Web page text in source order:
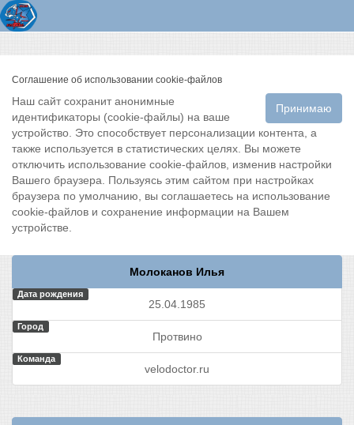
Соглашение об использовании cookie-файлов
Принимаю
Наш сайт сохранит анонимные
идентификаторы (cookie-файлы) на ваше
устройство. Это способствует персонализации контента, а
также используется в статистических целях. Вы можете
отключить использование cookie-файлов, изменив настройки
Вашего браузера. Пользуясь этим сайтом при настройках
браузера по умолчанию, вы соглашаетесь на использование
cookie-файлов и сохранение информации на Вашем
устройстве.
Молоканов Илья
Дата рождения
25.04.1985
Город
Протвино
Команда
velodoctor.ru